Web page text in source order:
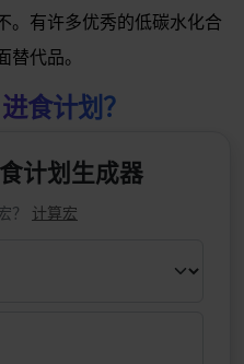
。有许多优秀的低碳水化合
代品。
进食计划？
计划生成器
？ 计算宏